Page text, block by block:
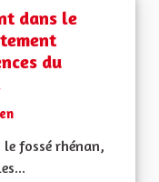
dans le
du
le fossé rhénan,